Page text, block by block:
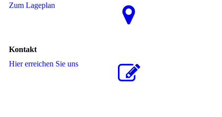
Zum La­ge­plan
Kontakt
Hier erreichen Sie uns